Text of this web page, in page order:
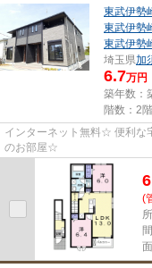
東武伊勢
東武伊勢
東武伊勢
埼玉県加
6.7万円
築年数：
階数：2
インターネット無料☆ 便利な
のお部屋☆
(